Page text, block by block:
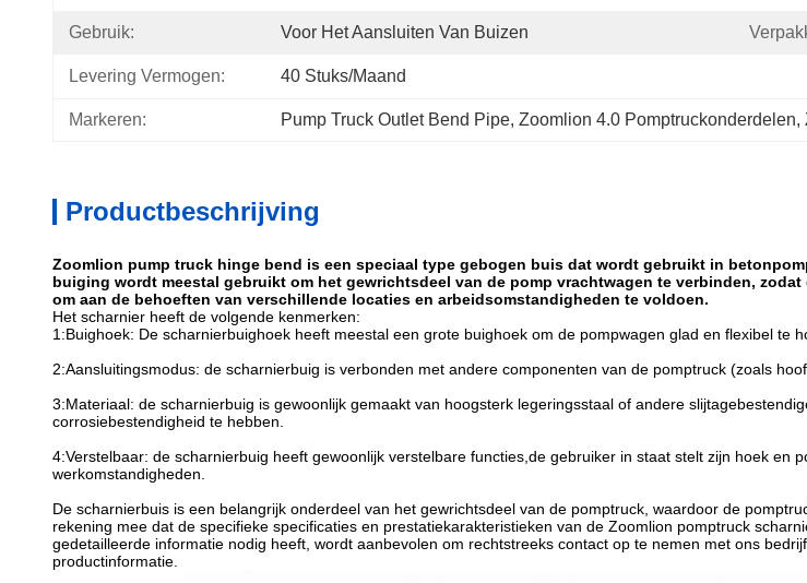
Gebruik: Voor Het Aansluiten Van Buizen
Levering Vermogen: 40 Stuks/maand
Markeren: Pump Truck Outlet Bend Pipe, Zoomlion 4.0 Pomptruckonderdelen,
Productbeschrijving
Zoomlion pump truck hinge bend is een speciaal type gebogen buis dat wordt gebruikt in
buiging wordt meestal gebruikt om het gewrichtsdeel van de pomp vrachtwagen te verbinden,
om aan de behoeften van verschillende locaties en arbeidsomstandigheden te voldoen.
Het scharnier heeft de volgende kenmerken:
1:Buighoek: De scharnierbuighoek heeft meestal een grote buighoek om de pompwagen glad en flexibel te
2:Aansluitingsmodus: de scharnierbuig is verbonden met andere componenten van de pomptruck (zoals
3:Materiaal: de scharnierbuig is gewoonlijk gemaakt van hoogsterk legeringsstaal of andere
corrosiebestendigheid te hebben.
4:Verstelbaar: de scharnierbuig heeft gewoonlijk verstelbare functies,de gebruiker in staat stelt zijn hoek en
werkomstandigheden.
De scharnierbuis is een belangrijk onderdeel van het gewrichtsdeel van de pomptruck, waardoor de
rekening mee dat de specifieke specificaties en prestatiekarakteristieken van de Zoomlion pomptruck
gedetailleerde informatie nodig heeft, wordt aanbevolen om rechtstreeks contact op te nemen met ons
productinformatie.